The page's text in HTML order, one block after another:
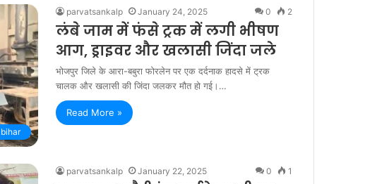
bihar
parvatsankalp January 24, 2025 0 2
लंबे जाम में फंसे ट्रक में लगी भीषण
आग, ड्राइवर और खलासी जिंदा जले
भोजपुर जिले के आरा-बबुरा फोरलेन पर एक दर्दनाक हादसे में ट्रक
चालक और खलासी की जिंदा जलकर मौत हो गई।…
Read More »
parvatsankalp January 22, 2025 0 1